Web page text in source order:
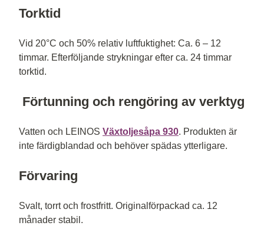
Torktid
Vid 20°C och 50% relativ luftfuktighet: Ca. 6 – 12
timmar. Efterföljande strykningar efter ca. 24 timmar
torktid.
Förtunning och rengöring av verktyg
Vatten och LEINOS Växtoljesåpa 930. Produkten är
inte färdigblandad och behöver spädas ytterligare.
Förvaring
Svalt, torrt och frostfritt. Originalförpackad ca. 12
månader stabil.